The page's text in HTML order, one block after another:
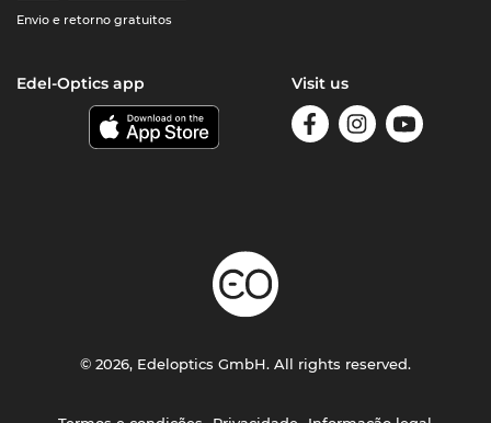
Envio e retorno gratuitos
Edel-Optics app Visit us
© 2026, Edeloptics GmbH. All rights reserved.